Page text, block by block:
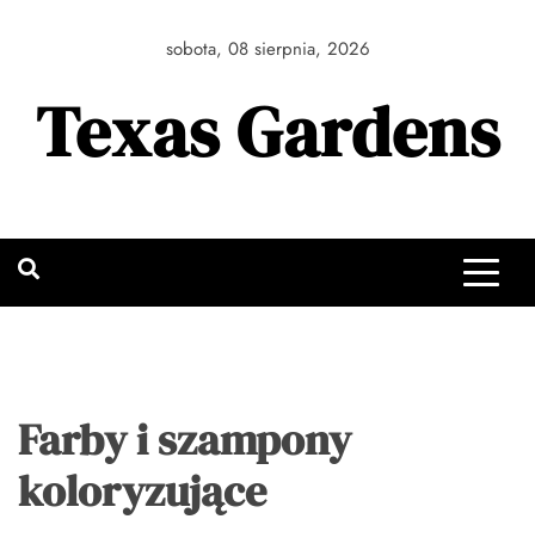
sobota, 08 sierpnia, 2026
Texas Gardens
Farby i szampony
koloryzujące